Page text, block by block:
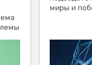
миры и